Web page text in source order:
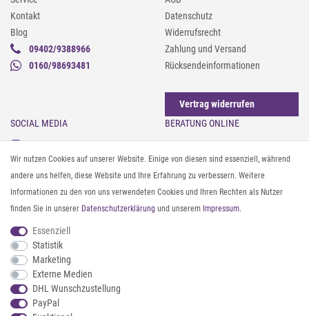
Kontakt
Blog
09402/9388966
0160/98693481
Datenschutz
Widerrufsrecht
Zahlung und Versand
Rücksendeinformationen
Vertrag widerrufen
SOCIAL MEDIA
Instagram
Facebook
Pinterest
Twitter
Youtube
Threads
BERATUNG ONLINE
Gürtel messen & kürzen
Sonnenbrillen & UV-Schutz
Textilpflege
Textil- und Material-Guide
Geldbörse richtig organisieren
ZAHLUNG & VERSAND
Wir nutzen Cookies auf unserer Website. Einige von diesen sind essenziell, während
andere uns helfen, diese Website und Ihre Erfahrung zu verbessern. Weitere
Informationen zu den von uns verwendeten Cookies und Ihren Rechten als Nutzer
finden Sie in unserer Daten­schutz­erklärung und unserem Impressum.
Essenziell
Statistik
Marketing
Externe Medien
DHL Wunschzustellung
PayPal